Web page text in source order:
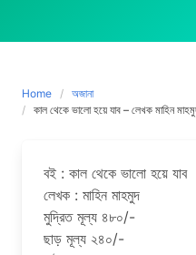
Home
অজানা
কাল থেকে ভালো হয়ে যাব – লেখক
বই : কাল থেকে ভালো হয়ে যাব
লেখক : মাহিন মাহমুদ
মুদ্রিত মূল্য ৪৮০/-
ছাড় মূল্য ২৪০/-